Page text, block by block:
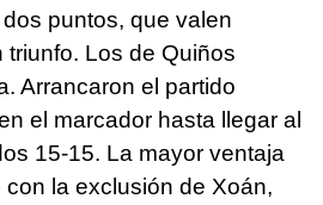
puntos, que valen
Los de Quiños
Arrancaron el partido
el marcador hasta llegar al
15-15. La mayor ventaja
la exclusión de Xoán,